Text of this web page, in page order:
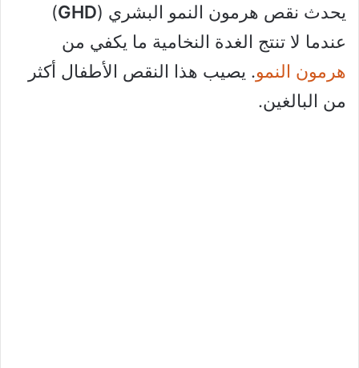
يحدث نقص هرمون النمو البشري (GHD
)
عندما لا تنتج الغدة النخامية ما يكفي من
هرمون النمو. يصيب هذا النقص الأطفال أكثر
من البالغين.